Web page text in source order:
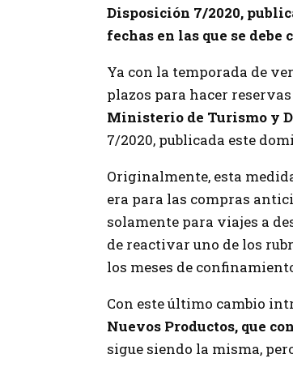
Disposición 7/2020,
fechas en las que se
Ya con la temporada de
plazos para hacer
Ministerio de Turismo y
7/2020, publicada este
Originalmente, esta
era para las compras
solamente para viajes a
de reactivar uno de los
los meses de
Con este último cambio
Nuevos Productos, que
sigue siendo la misma,